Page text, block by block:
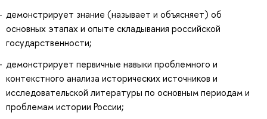
демонстрирует знание (называет и объясняет) об
основных этапах и опыте складывания российской
государственности;
демонстрирует первичные навыки проблемного и
контекстного анализа исторических источников и
исследовательской литературы по основным периодам и
проблемам истории России;